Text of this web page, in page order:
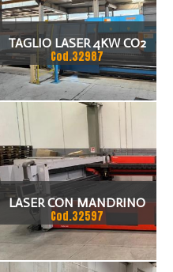
TAGLIO LASER 4KW CO2
DIM.1500X3000 CON
CAMBIO PALLET
AUTOMATICO, COMPLETO
DI CHILLER E FILTRO ARIA.
MACCHINA IN OTTIMO
STATO CON
Cod.32987
LASER CON MANDRINO
MOD. BYLASER 4400
Cod.32597